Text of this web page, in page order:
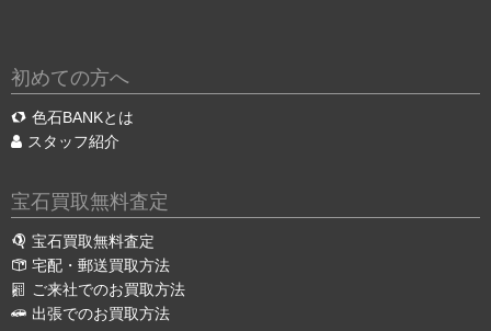
初めての方へ
色石BANKとは
スタッフ紹介
宝石買取無料査定
宝石買取無料査定
宅配・郵送買取方法
ご来社でのお買取方法
出張でのお買取方法